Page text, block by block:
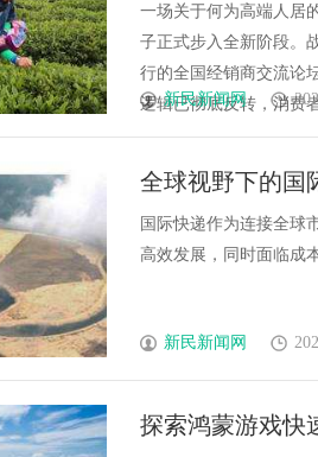
一场关于何为高端人居
子正式步入全新阶段。
行的全国经销商交流论
逻辑已彻底反转，消费
新民新闻网
全球视野下的国
国际快递作为连接全球
高效发展，同时面临成
新民新闻网
探索鸿蒙游戏快